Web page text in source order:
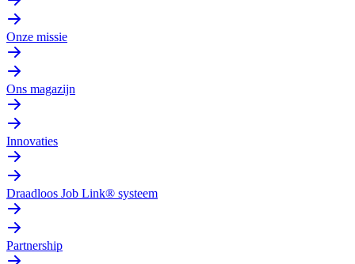
Onze missie
Ons magazijn
Innovaties
Draadloos Job Link® systeem
Partnership